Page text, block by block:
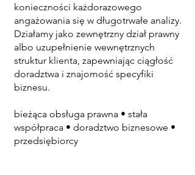
konieczności każdorazowego
angażowania się w długotrwałe analizy.
Działamy jako zewnętrzny dział prawny
albo uzupełnienie wewnętrznych
struktur klienta, zapewniając ciągłość
doradztwa i znajomość specyfiki
biznesu.
bieżąca obsługa prawna • stała
współpraca • doradztwo biznesowe •
przedsiębiorcy